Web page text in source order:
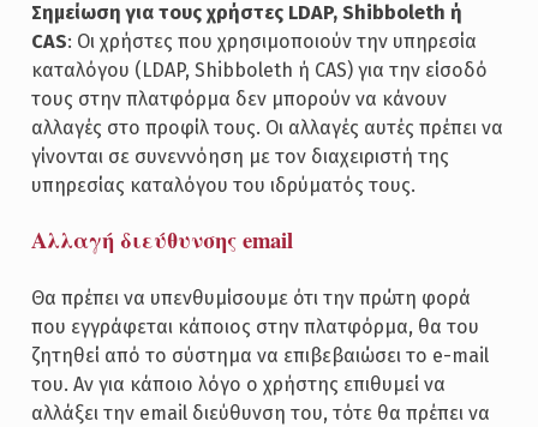
Σημείωση για τους χρήστες LDAP, Shibboleth ή
CAS: Οι χρήστες που χρησιμοποιούν την υπηρεσία
καταλόγου (LDAP, Shibboleth ή CAS) για την είσοδό
τους στην πλατφόρμα δεν μπορούν να κάνουν
αλλαγές στο προφίλ τους. Οι αλλαγές αυτές πρέπει να
γίνονται σε συνεννόηση με τον διαχειριστή της
υπηρεσίας καταλόγου του ιδρύματός τους.
Αλλαγή διεύθυνσης email
Θα πρέπει να υπενθυμίσουμε ότι την πρώτη φορά
που εγγράφεται κάποιος στην πλατφόρμα, θα του
ζητηθεί από το σύστημα να επιβεβαιώσει το e-mail
του. Αν για κάποιο λόγο ο χρήστης επιθυμεί να
αλλάξει την email διεύθυνση του, τότε θα πρέπει να